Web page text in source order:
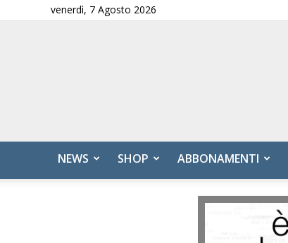
venerdì, 7 Agosto 2026
NEWS SHOP ABBONAMENTI